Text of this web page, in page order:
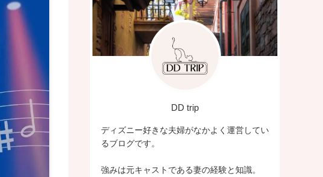
DD trip
ディズニー好きな夫婦がなかよく運営してい
るブログです。
強みは元キャストである妻の経験と知識。